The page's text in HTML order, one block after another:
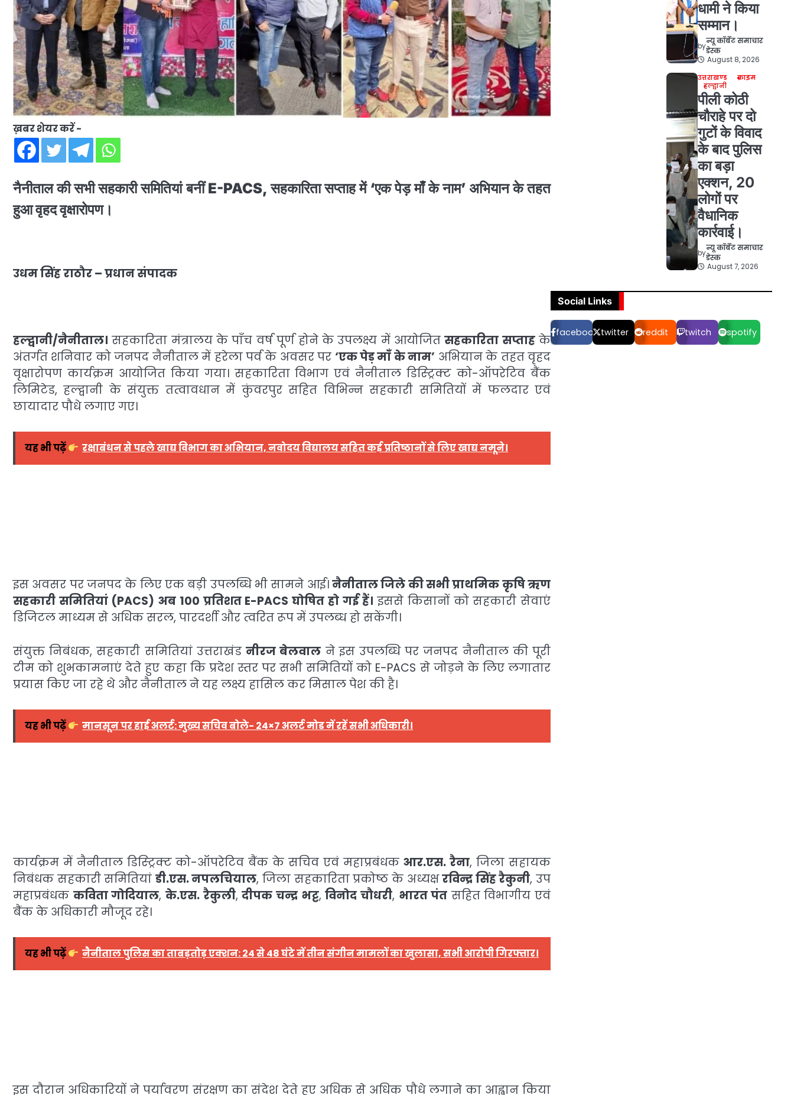
ख़बर शेयर करें -
नैनीताल की सभी सहकारी समितियां बनीं E-PACS, सहकारिता सप्ताह में ‘एक पेड़ माँ के नाम’ अभियान के तहत
हुआ वृहद वृक्षारोपण।
उधम सिंह राठौर – प्रधान संपादक
हल्द्वानी/नैनीताल। सहकारिता मंत्रालय के पाँच वर्ष पूर्ण होने के उपलक्ष्य में आयोजितसहकारिता सप्ताहके
अंतर्गत शनिवार को जनपद नैनीताल में हरेला पर्व के अवसर पर ‘एक पेड़ माँ के नाम’ अभियान के तहत वृहद
वृक्षारोपण कार्यक्रम आयोजित किया गया। सहकारिता विभाग एवं नैनीताल डिस्ट्रिक्ट को-ऑपरेटिव बैंक
लिमिटेड, हल्द्वानी के संयुक्त तत्वावधान में कुंवरपुर सहित विभिन्न सहकारी समितियों में फलदार एवं
छायादार पौधे लगाए गए।
यह भी पढ़ें रक्षाबंधन से पहले खाद्य विभाग का अभियान, नवोदय विद्यालय सहित कई प्रतिष्ठानों से लिए खाद्य नमूने।
इस अवसर पर जनपद के लिए एक बड़ी उपलब्धि भी सामने आई।नैनीताल जिले की सभी प्राथमिक कृषि ऋण
सहकारी समितियां (PACS) अब 100 प्रतिशत E-PACS घोषित हो गई हैं। इससे किसानों को सहकारी सेवाएं
डिजिटल माध्यम से अधिक सरल, पारदर्शी और त्वरित रूप में उपलब्ध हो सकेंगी।
संयुक्त निबंधक, सहकारी समितियां उत्तराखंडनीरज बेलवाल ने इस उपलब्धि पर जनपद नैनीताल की पूरी
टीम को शुभकामनाएं देते हुए कहा कि प्रदेश स्तर पर सभी समितियों को E-PACS से जोड़ने के लिए लगातार
प्रयास किए जा रहे थे और नैनीताल ने यह लक्ष्य हासिल कर मिसाल पेश की है।
यह भी पढ़ें मानसून पर हाई अलर्ट: मुख्य सचिव बोले- 24×7 अलर्ट मोड में रहें सभी अधिकारी।
कार्यक्रम में नैनीताल डिस्ट्रिक्ट को-ऑपरेटिव बैंक के सचिव एवं महाप्रबंधक आर.एस. रैना, जिला सहायक
निबंधक सहकारी समितियां डी.एस. नपलचियाल, जिला सहकारिता प्रकोष्ठ के अध्यक्षरविन्द्र सिंह रैकुनी, उप
महाप्रबंधक कविता गोदियाल, के.एस. रैकुली,दीपक चन्द्र भट्ट,विनोद चौधरी, भारत पंत सहित विभागीय एवं
बैंक के अधिकारी मौजूद रहे।
यह भी पढ़ें नैनीताल पुलिस का ताबड़तोड़ एक्शन: 24 से 48 घंटे में तीन संगीन मामलों का खुलासा, सभी आरोपी गिरफ्तार।
इस दौरान अधिकारियों ने पर्यावरण संरक्षण का संदेश देते हुए अधिक से अधिक पौधे लगाने का आह्वान किया
धामी ने किया
सम्मान।
by
न्यू कॉर्बेट समाचार
डेस्क
August 8, 2026
उत्तराखण्ड
क्राइम
हल्द्वानी
पीली कोठी
चौराहे पर दो
गुटों के विवाद
के बाद पुलिस
का बड़ा
एक्शन, 20
लोगों पर
वैधानिक
कार्रवाई।
by
न्यू कॉर्बेट समाचार
डेस्क
August 7, 2026
Social Links
facebook twitter reddit twitch spotify